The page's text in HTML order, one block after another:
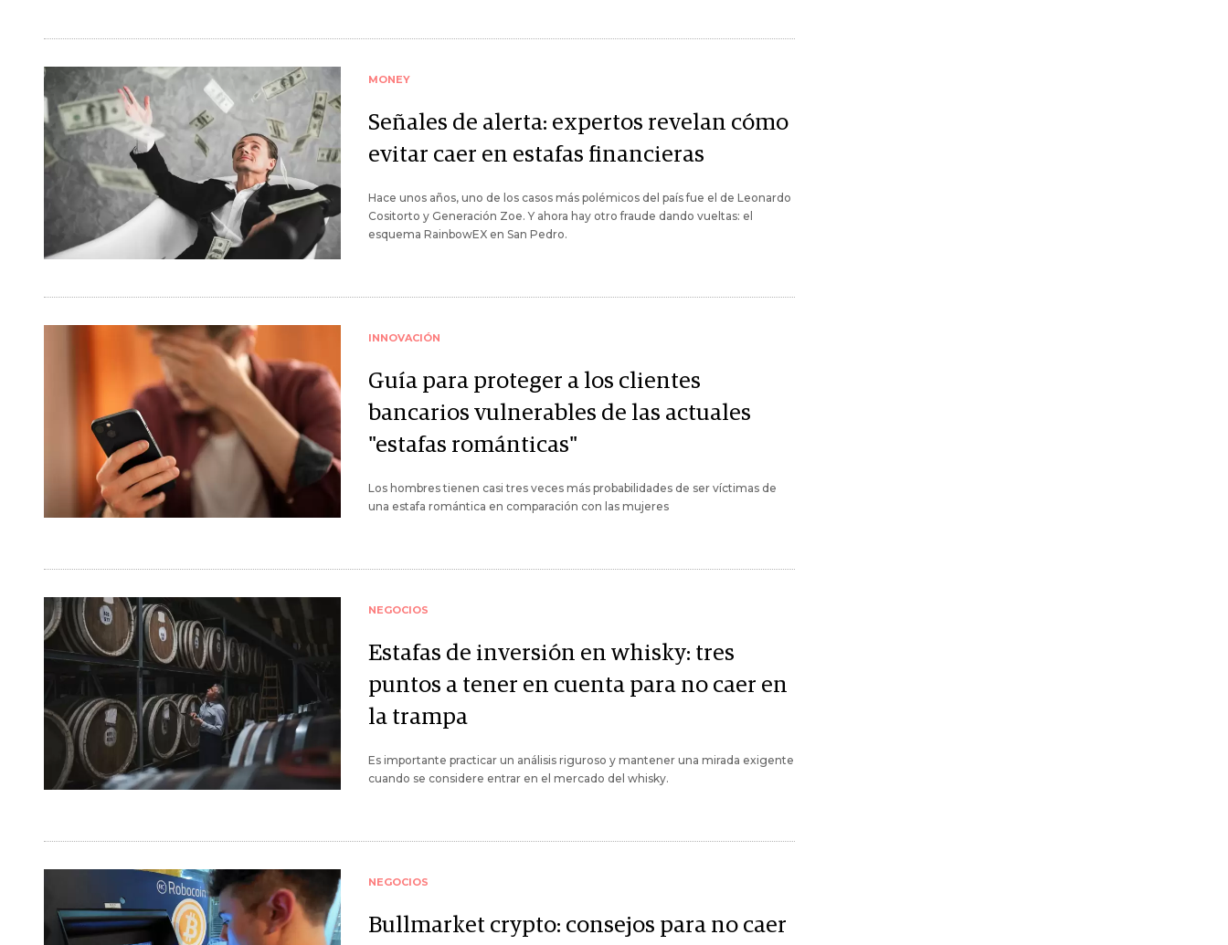
MONEY
Señales de alerta: expertos revelan cómo
evitar caer en estafas financieras
Hace unos años, uno de los casos más polémicos del país fue el de Leonardo
Cositorto y Generación Zoe. Y ahora hay otro fraude dando vueltas: el
esquema RainbowEX en San Pedro.
INNOVACIÓN
Guía para proteger a los clientes
bancarios vulnerables de las actuales
"estafas románticas"
Los hombres tienen casi tres veces más probabilidades de ser víctimas de
una estafa romántica en comparación con las mujeres
NEGOCIOS
Estafas de inversión en whisky: tres
puntos a tener en cuenta para no caer en
la trampa
Es importante practicar un análisis riguroso y mantener una mirada exigente
cuando se considere entrar en el mercado del whisky.
NEGOCIOS
Bullmarket crypto: consejos para no caer